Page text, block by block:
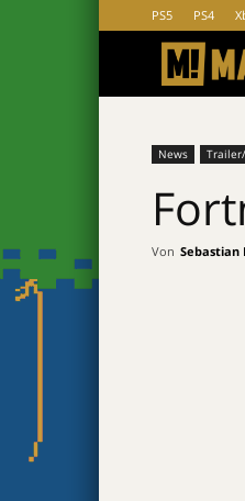
PS5 PS4
News
Von Sebastian